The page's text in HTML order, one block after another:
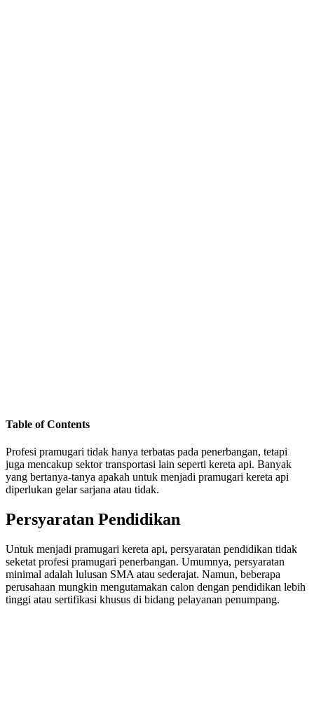
Table of Contents
Profesi pramugari tidak hanya terbatas pada penerbangan, tetapi
juga mencakup sektor transportasi lain seperti kereta api. Banyak
yang bertanya-tanya apakah untuk menjadi pramugari kereta api
diperlukan gelar sarjana atau tidak.
Persyaratan Pendidikan
Untuk menjadi pramugari kereta api, persyaratan pendidikan tidak
seketat profesi pramugari penerbangan. Umumnya, persyaratan
minimal adalah lulusan SMA atau sederajat. Namun, beberapa
perusahaan mungkin mengutamakan calon dengan pendidikan lebih
tinggi atau sertifikasi khusus di bidang pelayanan penumpang.